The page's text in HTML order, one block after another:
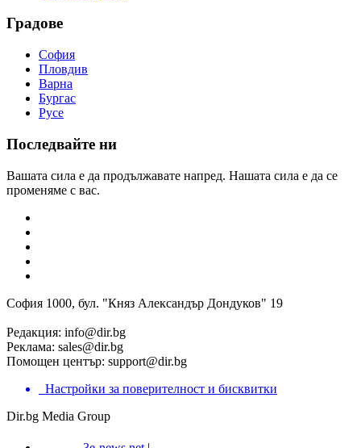
Градове
София
Пловдив
Варна
Бургас
Русе
Последвайте ни
Вашата сила е да продължавате напред. Нашата сила е да се
променяме с вас.
София 1000, бул. "Княз Александър Дондуков" 19
Редакция: info@dir.bg
Реклама: sales@dir.bg
Помощен център: support@dir.bg
Настройки за поверителност и бисквитки
Dir.bg Media Group